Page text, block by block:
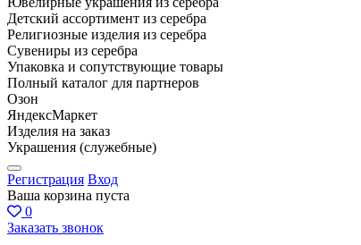
Детский ассортимент из серебра
Религиозные изделия из серебра
Сувениры из серебра
Упаковка и сопутствующие товары
Полный каталог для партнеров
Озон
ЯндексМаркет
Изделия на заказ
Украшения (служебные)
Регистрация Вход
Ваша корзина пуста
0
Заказать звонок